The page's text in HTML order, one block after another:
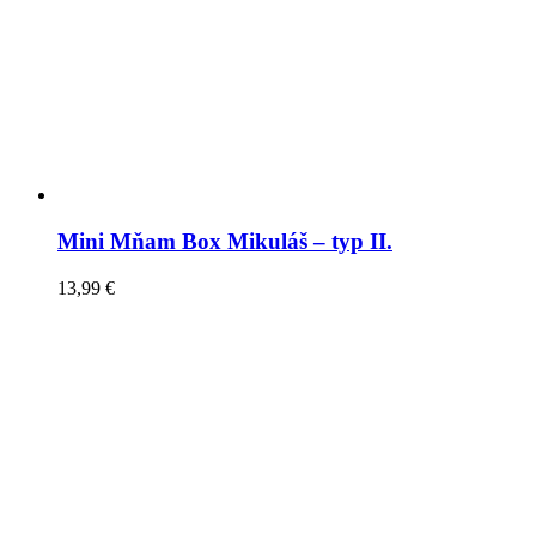
Mini Mňam Box Mikuláš – typ II.
13,99 €